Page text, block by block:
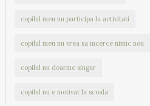
copilul meu nu participa la activitati
copilul meu nu vrea sa incerce nimic nou
copilul nu doarme singur
copilul nu e motivat la scoala